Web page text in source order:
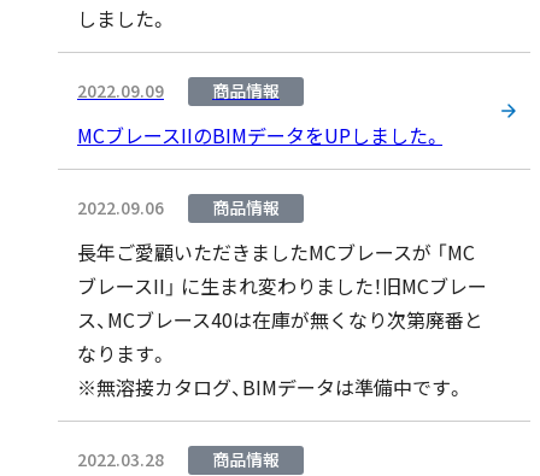
しました。
2022.09.09 商品情報
MCブレースIIのBIMデータをUPしました。
2022.09.06 商品情報
長年ご愛顧いただきましたMCブレースが 「MC
ブレースII」 に生まれ変わりました！旧MCブレー
ス、MCブレース40は在庫が無くなり次第廃番と
なります。
※無溶接カタログ、BIMデータは準備中です。
2022.03.28 商品情報